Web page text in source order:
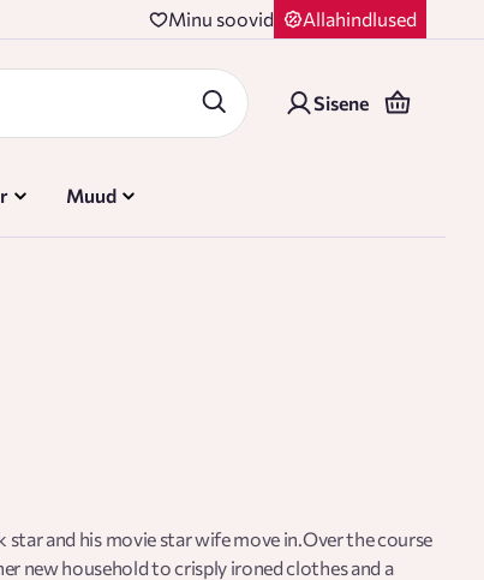
Minu soovid Allahindlused
Sisene
Muud
star and his movie star wife move in.Over the course
new household to crisply ironed clothes and a